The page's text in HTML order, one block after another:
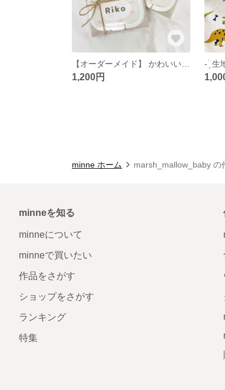
1,200円
minne ホーム marsh_mallow_baby の
minneを知る
minneについて
minneで買いたい
作品をさがす
ショップをさがす
ランキング
特集